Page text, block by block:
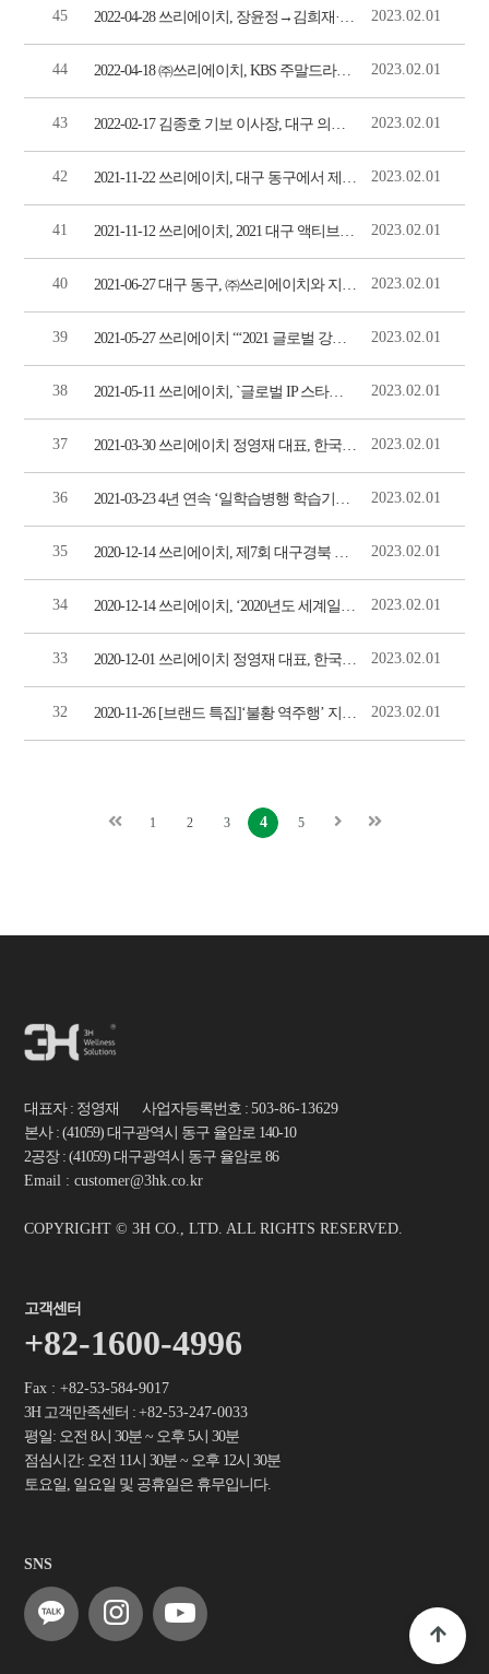
45 2022-04-28 쓰리에이치, 장윤정→김희재·영탁 ‘2022 K-트롯 페스티벌’ 공식 후원 (MK스포츠) 2023.02.01
44 2022-04-18 ㈜쓰리에이치, KBS 주말드라마 '현재는 아름다워' 제작지원 ㈜쓰리에이치, KBS 주말드라마 '현재는 아름다워' 제작지원 (이데일리) 2023.02.01
43 2022-02-17 김종호 기보 이사장, 대구 의료기기업체 현장방문 (뉴시스) 2023.02.01
42 2021-11-22 쓰리에이치, 대구 동구에서 제2공장 준공식 개최 (스포츠경향) 2023.02.01
41 2021-11-12 쓰리에이치, 2021 대구 액티브 시니어 박람회 참가 (이데일리) 2023.02.01
40 2021-06-27 대구 동구, ㈜쓰리에이치와 지역주민 우선채용 협약 체결 (매일신문) 2023.02.01
39 2021-05-27 쓰리에이치 “‘2021 글로벌 강소기업’ 지정서 수여식 진행” (동아일보) 2023.02.01
38 2021-05-11 쓰리에이치, `글로벌 IP 스타기업`에 선정 (디지털타임스) 2023.02.01
37 2021-03-30 쓰리에이치 정영재 대표, 한국미용건강총연합회 회장 취임식 가져 (이데일리) 2023.02.01
36 2021-03-23 4년 연속 ‘일학습병행 학습기업’ 쓰리에이치, 국가와 함께 인재 육성에 힘쓴다 (헤럴드경제) 2023.02.01
35 2020-12-14 쓰리에이치, 제7회 대구경북 중소 벤처기업 대축전에서 대구시장상 수상 (헤럴드경제) 2023.02.01
34 2020-12-14 쓰리에이치, ‘2020년도 세계일류상품 및 생산기업’ 선정 (이데일리) 2023.02.01
33 2020-12-01 쓰리에이치 정영재 대표, 한국산업정보학회서 산업혁신대상 수상 (이데일리) 2023.02.01
32 2020-11-26 [브랜드 특집]‘불황 역주행’ 지압침대 생산 쓰리에이치(3H) (매일신문) 2023.02.01
1 2 3 4 5
대표자 : 정영재 사업자등록번호 :503-86-13629
본사 : (41059) 대구광역시 동구 율암로 140-10
2공장 : (41059) 대구광역시 동구 율암로 86
Email : customer@3hk.co.kr
COPYRIGHT © 3H CO., LTD. ALL RIGHTS RESERVED.
고객센터
+82-1600-4996
Fax : +82-53-584-9017
3H 고객만족센터 :+82-53-247-0033
평일: 오전 8시 30분 ~ 오후 5시 30분
점심시간: 오전 11시 30분 ~ 오후 12시 30분
토요일, 일요일 및 공휴일은 휴무입니다.
SNS